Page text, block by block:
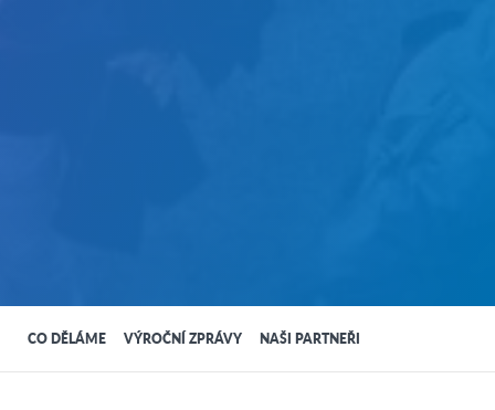
CO DĚLÁME VÝROČNÍ ZPRÁVY NAŠI PARTNEŘI